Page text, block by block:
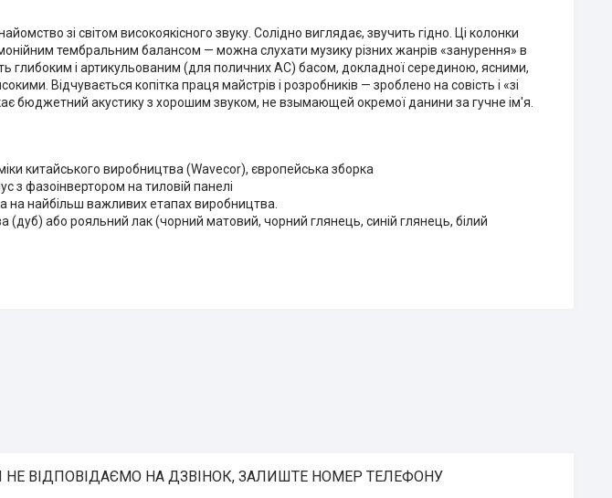
зі світом високоякісного звуку. Солідно виглядає, звучить гідно. Ці колонки
тембральним балансом — можна слухати музику різних жанрів «занурення» в
глибоким і артикульованим (для поличних АС) басом, докладної серединою, ясними,
Відчувається копітка праця майстрів і розробників — зроблено на совість і «зі
бюджетний акустику з хорошим звуком, не взымающей окремої данини за гучне ім'я.
китайського виробництва (Wavecor), європейська зборка
з фазоінвертором на тиловій панелі
на найбільш важливих етапах виробництва.
або рояльний лак (чорний матовий, чорний глянець, синій глянець, білий
ВІДПОВІДАЄМО НА ДЗВІНОК, ЗАЛИШТЕ НОМЕР ТЕЛЕФОНУ